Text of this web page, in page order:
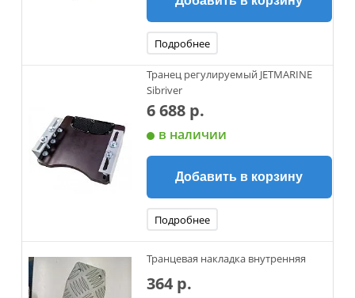
Подробнее
Транец регулируемый JETMARINE
Sibriver
6 688 р.
в наличии
Добавить в корзину
Подробнее
Транцевая накладка внутренняя
364 р.